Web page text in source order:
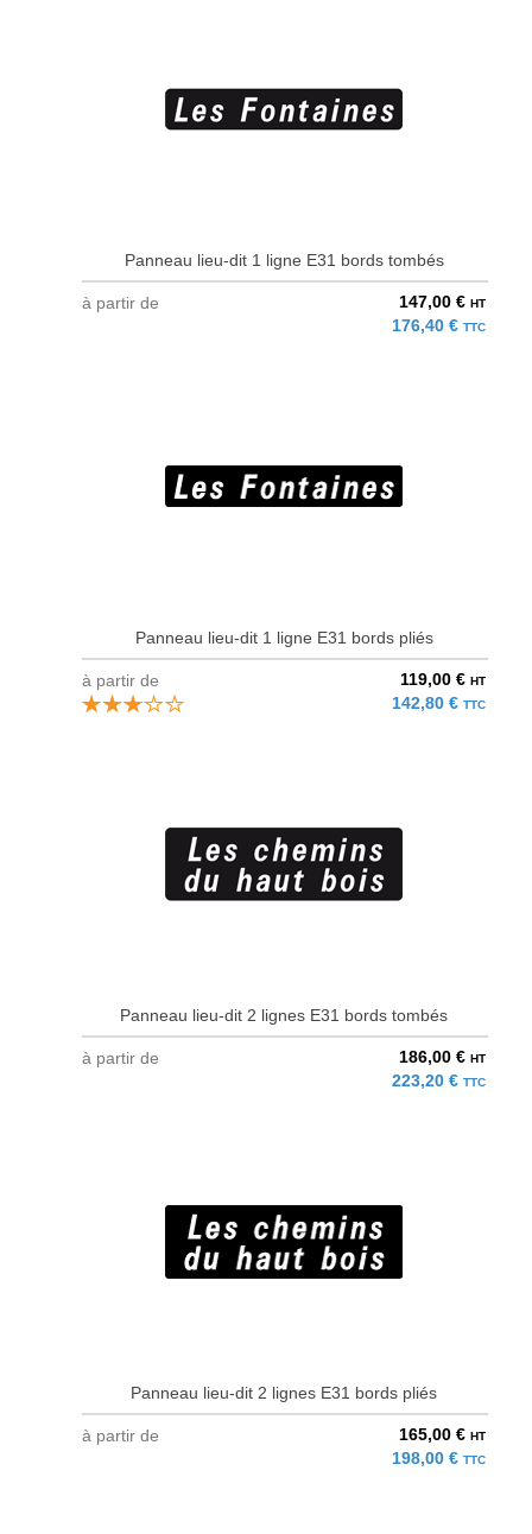
Panneau lieu-dit 1 ligne E31 bords tombés
à partir de 147,00 € HT
176,40 € TTC
Panneau lieu-dit 1 ligne E31 bords pliés
à partir de 119,00 € HT
142,80 € TTC
Panneau lieu-dit 2 lignes E31 bords tombés
à partir de 186,00 € HT
223,20 € TTC
Panneau lieu-dit 2 lignes E31 bords pliés
à partir de 165,00 € HT
198,00 € TTC